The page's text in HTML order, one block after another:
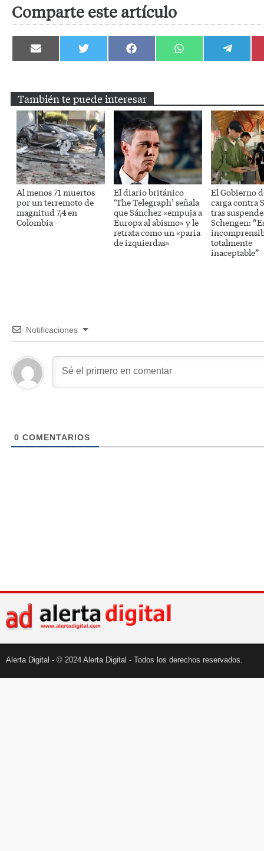
Comparte este artículo
Compartir
en
Compartir
en
Compartir
en
Compartir
en
Compartir
en
También te puede interesar
Al menos 71 muertos
por un terremoto de
magnitud 7,4 en
Colombia
El diario británico
‘The Telegraph’ señala
que Sánchez «empuja a
Europa al abismo» y le
retrata como un «paria
de izquierdas»
El Gobierno
carga contra
tras
Schengen:
totalmente
inaceptable”
Notificaciones
0 COMENTARIOS
Alerta Digital - © 2024 Alerta Digital - Todos los derechos reservados.